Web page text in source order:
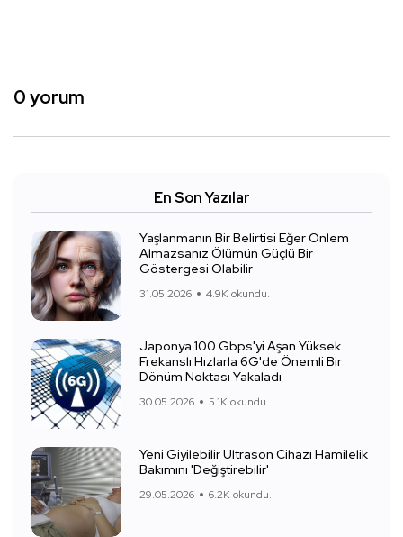
0 yorum
En Son Yazılar
Yaşlanmanın Bir Belirtisi Eğer Önlem
Almazsanız Ölümün Güçlü Bir
Göstergesi Olabilir
31.05.2026 4.9K okundu.
Japonya 100 Gbps'yi Aşan Yüksek
Frekanslı Hızlarla 6G'de Önemli Bir
Dönüm Noktası Yakaladı
30.05.2026 5.1K okundu.
Yeni Giyilebilir Ultrason Cihazı Hamilelik
Bakımını 'Değiştirebilir'
29.05.2026 6.2K okundu.